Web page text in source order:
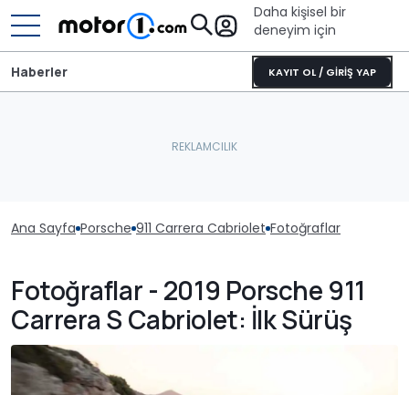
Daha kişisel bir
deneyim için
KAYIT OL / GİRİŞ YAP
Haberler
Ana Sayfa Porsche 911 Carrera Cabriolet Fotoğraflar
Fotoğraflar - 2019 Porsche 911
Carrera S Cabriolet: İlk Sürüş